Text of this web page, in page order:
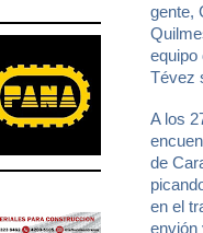
gente,
equipo
Tévez
A los
de
en el
envión